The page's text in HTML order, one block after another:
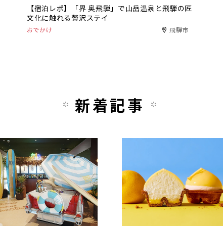
【宿泊レポ】「界 奥飛騨」で山岳温泉と飛騨の匠
文化に触れる贅沢ステイ
おでかけ 飛騨市
新着記事